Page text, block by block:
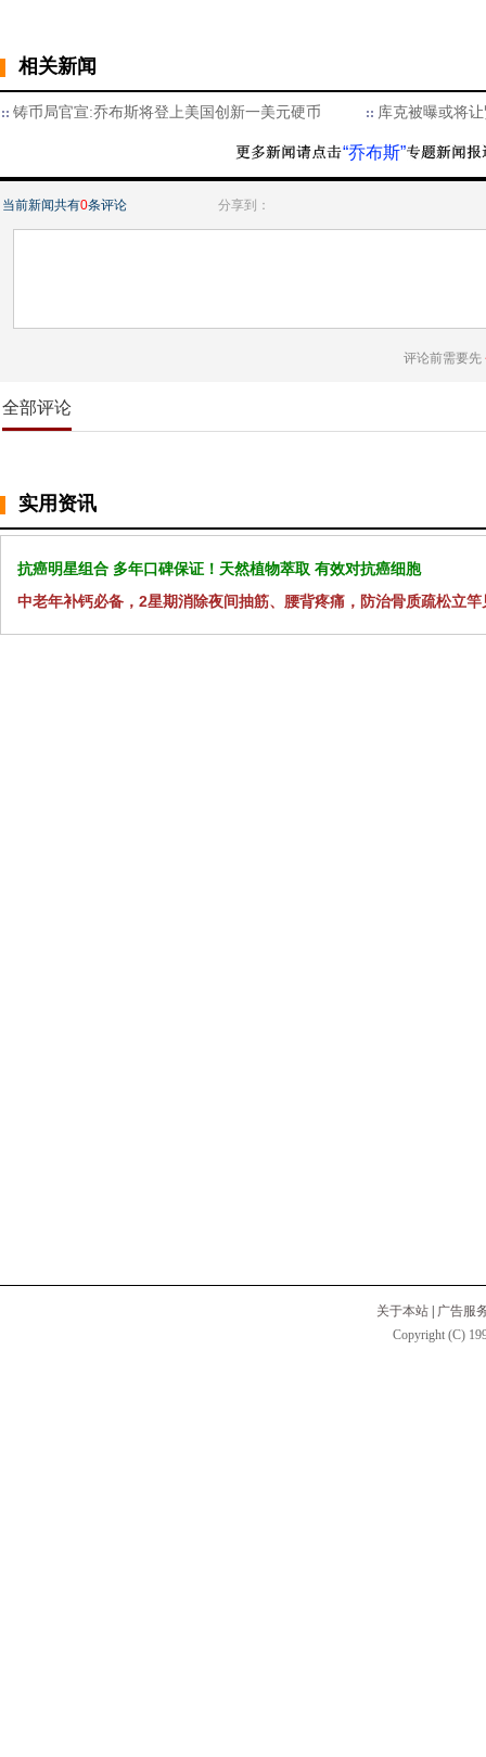
相关新闻
铸币局官宣:乔布斯将登上美国创新一美元硬币 库克被曝或将
“乔布斯”
当前新闻共有0条评论 分享到：
评论前需要先
全部评论
实用资讯
抗癌明星组合 多年口碑保证！天然植物萃取 有效对抗癌细胞
中老年补钙必备，2星期消除夜间抽筋、腰背疼痛，防治骨质疏松立竿
关于本站
广告服
Copyright (C)